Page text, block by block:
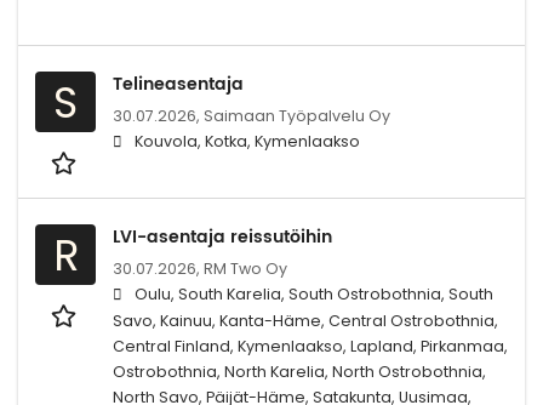
S Telineasentaja
30.07.2026, Saimaan Työpalvelu Oy
Kouvola, Kotka, Kymenlaakso
R LVI-asentaja reissutöihin
30.07.2026, RM Two Oy
Oulu, South Karelia, South Ostrobothnia, South
Savo, Kainuu, Kanta-Häme, Central Ostrobothnia,
Central Finland, Kymenlaakso, Lapland, Pirkanmaa,
Ostrobothnia, North Karelia, North Ostrobothnia,
North Savo, Päijät-Häme, Satakunta, Uusimaa,